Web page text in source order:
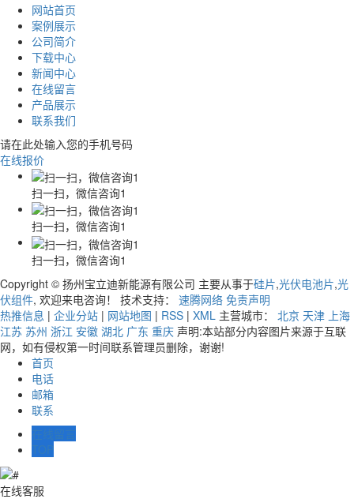
网站首页
案例展示
公司简介
下载中心
新闻中心
在线留言
产品展示
联系我们
请在此处输入您的手机号码
在线报价
扫一扫，微信咨询1
扫一扫，微信咨询1
扫一扫，微信咨询1
Copyright © 扬州宝立迪新能源有限公司 主要从事于硅片,光伏电池片,光
伏组件, 欢迎来电咨询！ 技术支持： 速腾网络 免责声明
热推信息 | 企业分站 | 网站地图 | RSS | XML 主营城市： 北京 天津 上海
江苏 苏州 浙江 安徽 湖北 广东 重庆 声明:本站部分内容图片来源于互联
网，如有侵权第一时间联系管理员删除，谢谢!
首页
电话
邮箱
联系
在线留言
TOP
在线客服